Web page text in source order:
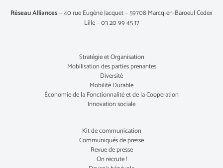
Réseau Alliances— 40 rue Eugène Jacquet – 59708 Marcq-en-Baroeul Cedex
Lille – 03 20 99 45 17
Stratégie et Organisation
Mobilisation des parties prenantes
Diversité
Mobilité Durable
Économie de la Fonctionnalité et de la Coopération
Innovation sociale
Kit de communication
Communiqués de presse
Revue de presse
On recrute !